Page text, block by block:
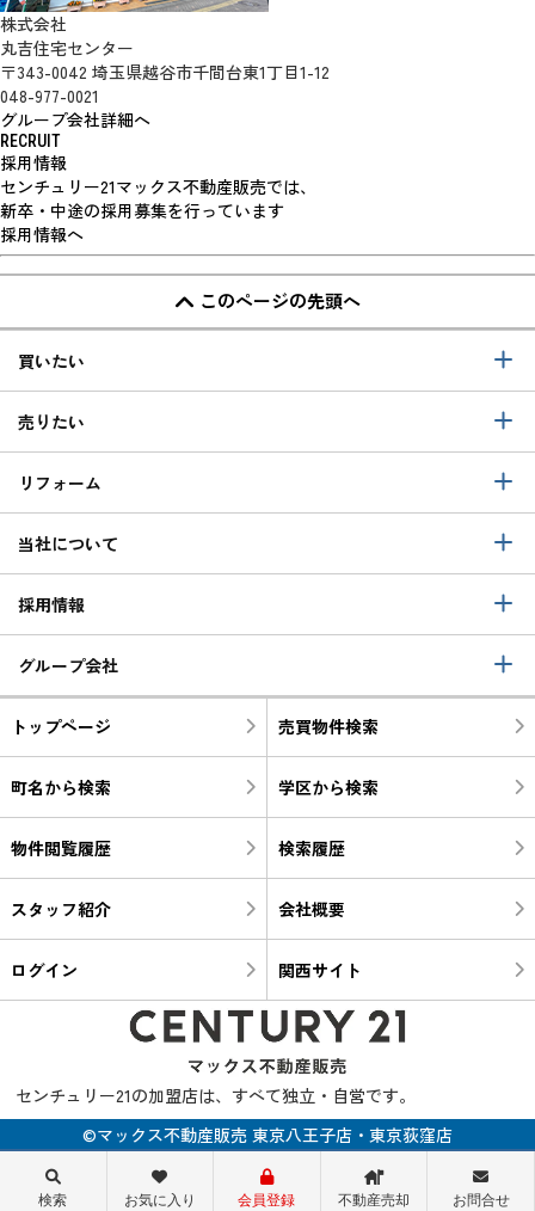
株式会社
丸吉住宅センター
〒343-0042 埼玉県越谷市千間台東1丁目1-12
048-977-0021
グループ会社詳細へ
RECRUIT
採用情報
センチュリー21マックス不動産販売では、
新卒・中途の採用募集を行っています
採用情報へ
このページの先頭へ
買いたい
売りたい
リフォーム
当社について
採用情報
グループ会社
トップページ 売買物件検索
町名から検索 学区から検索
物件閲覧履歴 検索履歴
スタッフ紹介 会社概要
ログイン 関西サイト
センチュリー21の加盟店は、すべて独立・自営です。
©マックス不動産販売 東京八王子店・東京荻窪店
検索 お気に入り 会員登録 不動産売却 お問合せ